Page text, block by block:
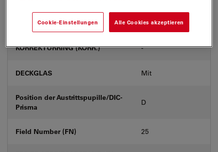
Produktnummer 11506310
KORREKTURRING (KORR.) -
DECKGLAS Mit
Position der Austrittspupille/DIC-
Prisma
D
Field Number (FN) 25
Cookie-Einstellungen Alle Cookies akzeptieren